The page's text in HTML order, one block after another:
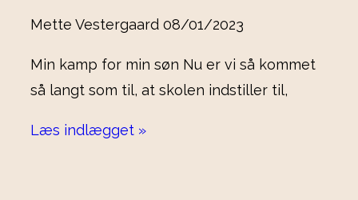
Mette Vestergaard 08/01/2023
Min kamp for min søn Nu er vi så kommet
så langt som til, at skolen indstiller til,
Læs indlægget »